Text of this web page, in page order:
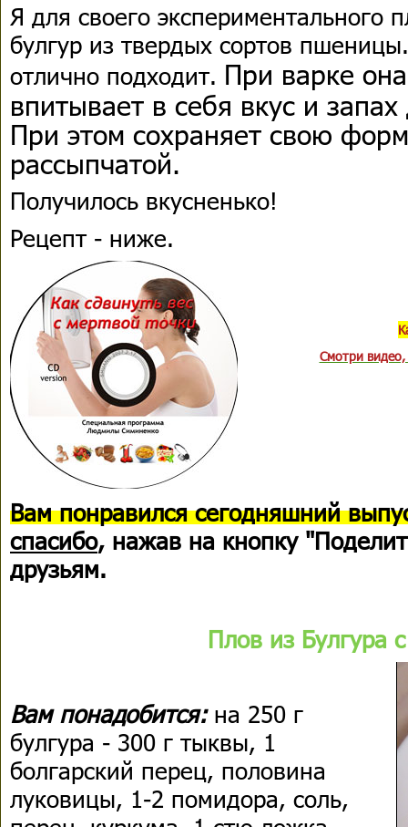
Я для своего экспериментального
булгур из твердых сортов
отлично подходит. При варке
впитывает в себя вкус и
При этом сохраняет свою
рассыпчатой.
Получилось вкусненько!
Рецепт - ниже.
Смотри
Вам понравился сегодняшний
спасибо, нажав на кнопку
друзьям.
Плов из Булгура
Вам понадобится: на 250 г
булгура - 300 г тыквы, 1
болгарский перец, половина
луковицы, 1-2 помидора, соль,